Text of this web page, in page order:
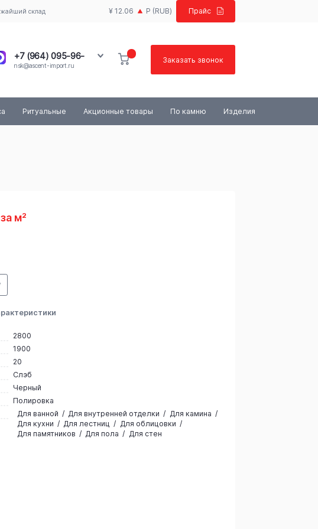
склад ¥ 12.06 Р (RUB) Прайс
+7 (964) 095-96-
40
nsk@ascent-import.ru
Заказать звонок
Ритуальные Акционные товары По камню Изделия
м²
2800
1900
20
Слэб
Черный
Полировка
Для ванной Для внутренней отделки
Для камина
Для кухни
Для лестниц
Для облицовки
Для памятников
Для пола Для стен